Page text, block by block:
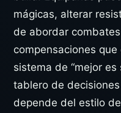
mágicas, alterar
de abordar
compensaciones
sistema de “mejor es
tablero de
depende del estilo